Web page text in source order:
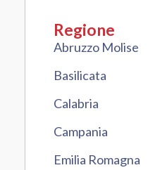
Regione
Abruzzo Molise
Basilicata
Calabria
Campania
Emilia Romagna